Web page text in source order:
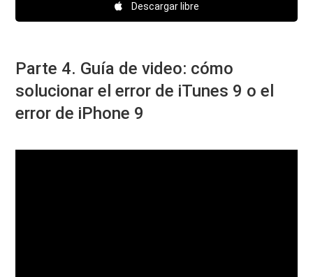
Descargar libre
Parte 4. Guía de video: cómo
solucionar el error de iTunes 9 o el
error de iPhone 9